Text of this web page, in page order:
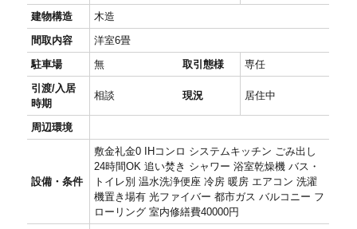
建物構造
木造
間取内容
洋室6畳
駐車場
無 取引態様
専任
引渡/入居
時期
相談 現況 居住中
周辺環境
設備・条件
敷金礼金0 IHコンロ システムキッチン ごみ出し
24時間OK 追い焚き シャワー 浴室乾燥機 バス・
トイレ別 温水洗浄便座 冷房 暖房 エアコン 洗濯
機置き場有 光ファイバー 都市ガス バルコニー フ
ローリング 室内修繕費40000円